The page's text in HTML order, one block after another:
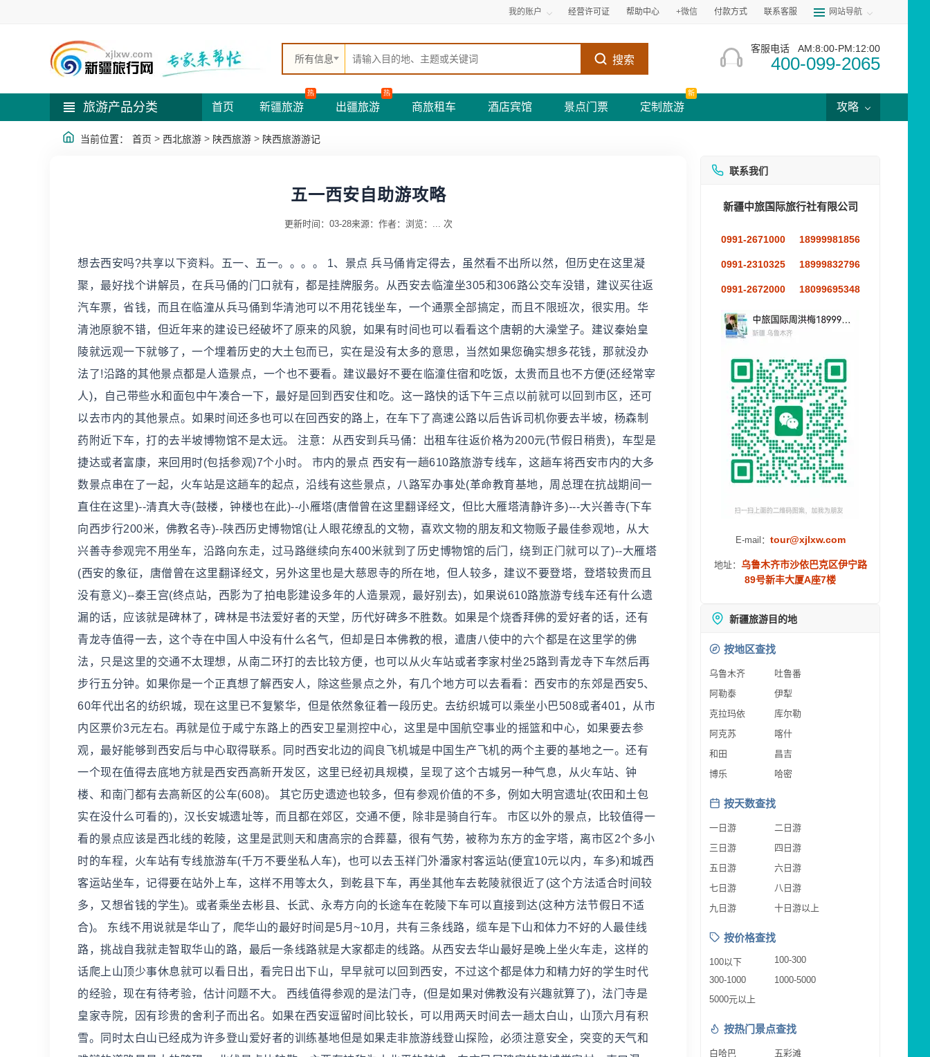
我的账户 经营许可证 帮助中心 +微信 付款方式 联系客服 网站导航
所有信息 搜索
客服电话 AM:8:00-PM:12:00
400-099-2065
旅游产品分类 首页 新疆旅游
热
出疆旅游
热
商旅租车 酒店宾馆 景点门票 定制旅游
新
攻略
当前位置： 首页 > 西北旅游 > 陕西旅游 > 陕西旅游游记
五一西安自助游攻略
更新时间：03-28来源： 作者： 浏览： ... 次
想去西安吗?共享以下资料。五一、五一。。。。 1、景点 兵马俑肯定得去，虽然看不出所以然，但历史在这里凝
聚，最好找个讲解员，在兵马俑的门口就有，都是挂牌服务。从西安去临潼坐305和306路公交车没错，建议买往返
汽车票，省钱，而且在临潼从兵马俑到华清池可以不用花钱坐车，一个通票全部搞定，而且不限班次，很实用。华
清池原貌不错，但近年来的建设已经破坏了原来的风貌，如果有时间也可以看看这个唐朝的大澡堂子。建议秦始皇
陵就远观一下就够了，一个埋着历史的大土包而已，实在是没有太多的意思，当然如果您确实想多花钱，那就没办
法了!沿路的其他景点都是人造景点，一个也不要看。建议最好不要在临潼住宿和吃饭，太贵而且也不方便(还经常宰
人)，自己带些水和面包中午凑合一下，最好是回到西安住和吃。这一路快的话下午三点以前就可以回到市区，还可
以去市内的其他景点。如果时间还多也可以在回西安的路上，在车下了高速公路以后告诉司机你要去半坡，杨森制
药附近下车，打的去半坡博物馆不是太远。 注意：从西安到兵马俑：出租车往返价格为200元(节假日稍贵)，车型是
捷达或者富康，来回用时(包括参观)7个小时。 市内的景点 西安有一趟610路旅游专线车，这趟车将西安市内的大多
数景点串在了一起，火车站是这趟车的起点，沿线有这些景点，八路军办事处(革命教育基地，周总理在抗战期间一
直住在这里)--清真大寺(鼓楼，钟楼也在此)--小雁塔(唐僧曾在这里翻译经文，但比大雁塔清静许多)---大兴善寺(下车
向西步行200米，佛教名寺)--陕西历史博物馆(让人眼花缭乱的文物，喜欢文物的朋友和文物贩子最佳参观地，从大
兴善寺参观完不用坐车，沿路向东走，过马路继续向东400米就到了历史博物馆的后门，绕到正门就可以了)--大雁塔
(西安的象征，唐僧曾在这里翻译经文，另外这里也是大慈恩寺的所在地，但人较多，建议不要登塔，登塔较贵而且
没有意义)--秦王宫(终点站，西影为了拍电影建设多年的人造景观，最好别去)，如果说610路旅游专线车还有什么遗
漏的话，应该就是碑林了，碑林是书法爱好者的天堂，历代好碑多不胜数。如果是个烧香拜佛的爱好者的话，还有
青龙寺值得一去，这个寺在中国人中没有什么名气，但却是日本佛教的根，遣唐八使中的六个都是在这里学的佛
法，只是这里的交通不太理想，从南二环打的去比较方便，也可以从火车站或者李家村坐25路到青龙寺下车然后再
步行五分钟。如果你是一个正真想了解西安人，除这些景点之外，有几个地方可以去看看：西安市的东郊是西安5、
60年代出名的纺织城，现在这里已不复繁华，但是依然象征着一段历史。去纺织城可以乘坐小巴508或者401，从市
内区票价3元左右。再就是位于咸宁东路上的西安卫星测控中心，这里是中国航空事业的摇篮和中心，如果要去参
观，最好能够到西安后与中心取得联系。同时西安北边的阎良飞机城是中国生产飞机的两个主要的基地之一。还有
一个现在值得去底地方就是西安西高新开发区，这里已经初具规模，呈现了这个古城另一种气息，从火车站、钟
楼、和南门都有去高新区的公车(608)。 其它历史遗迹也较多，但有参观价值的不多，例如大明宫遗址(农田和土包
实在没什么可看的)，汉长安城遗址等，而且都在郊区，交通不便，除非是骑自行车。 市区以外的景点，比较值得一
看的景点应该是西北线的乾陵，这里是武则天和唐高宗的合葬墓，很有气势，被称为东方的金字塔，离市区2个多小
时的车程，火车站有专线旅游车(千万不要坐私人车)，也可以去玉祥门外潘家村客运站(便宜10元以内，车多)和城西
客运站坐车，记得要在站外上车，这样不用等太久，到乾县下车，再坐其他车去乾陵就很近了(这个方法适合时间较
多，又想省钱的学生)。或者乘坐去彬县、长武、永寿方向的长途车在乾陵下车可以直接到达(这种方法节假日不适
合)。 东线不用说就是华山了，爬华山的最好时间是5月~10月，共有三条线路，缆车是下山和体力不好的人最佳线
路，挑战自我就走智取华山的路，最后一条线路就是大家都走的线路。从西安去华山最好是晚上坐火车走，这样的
话爬上山顶少事休息就可以看日出，看完日出下山，早早就可以回到西安，不过这个都是体力和精力好的学生时代
的经验，现在有待考验，估计问题不大。 西线值得参观的是法门寺，(但是如果对佛教没有兴趣就算了)，法门寺是
皇家寺院，因有珍贵的舍利子而出名。如果在西安逗留时间比较长，可以用两天时间去一趟太白山，山顶六月有积
雪。同时太白山已经成为许多登山爱好者的训练基地但是如果走非旅游线登山探险，必须注意安全，突变的天气和
联系我们
新疆中旅国际旅行社有限公司
0991-2671000 18999981856
0991-2310325 18999832796
0991-2672000 18099695348
E-mail： tour@xjlxw.com
地址： 乌鲁木齐市沙依巴克区伊宁路
89号新丰大厦A座7楼
新疆旅游目的地
按地区查找
乌鲁木齐
吐鲁番
阿勒泰
伊犁
克拉玛依
库尔勒
阿克苏
喀什
和田
昌吉
博乐
哈密
按天数查找
一日游
二日游
三日游
四日游
五日游
六日游
七日游
八日游
九日游
十日游以上
按价格查找
100以下
100-300
300-1000
1000-5000
5000元以上
按热门景点查找
白哈巴
五彩滩